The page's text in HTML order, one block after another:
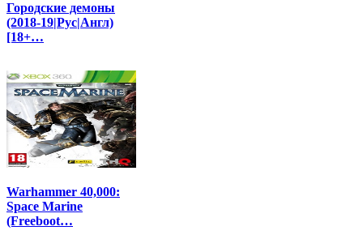
Городские демоны
(2018-19|Рус|Англ)
[18+…
Warhammer 40,000:
Space Marine
(Freeboot…